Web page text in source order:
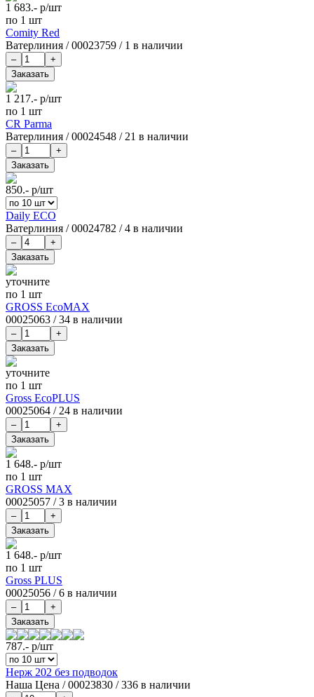
1 683.- р/шт
по 1 шт
Comity Red
Ватерлиния /00023759 / 1 в наличии
1 217.- р/шт
по 1 шт
CR Parma
Ватерлиния /00024548 / 21 в наличии
850.- р/шт
Daily ECO
Ватерлиния /00024782 /4 в наличии
уточните
по 1 шт
GROSS EcoMAX
00025063 /34 в наличии
уточните
по 1 шт
Gross EcoPLUS
00025064 / 24 в наличии
1 648.- р/шт
по 1 шт
GROSS MAX
00025057 /3 в наличии
1 648.- р/шт
по 1 шт
Gross PLUS
00025056 /6 в наличии
787.- р/шт
Нерж 202 без подводок
Наша Цена /00023830 /336 в наличии